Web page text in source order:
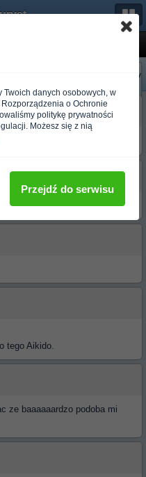
Forum-kulturystyka.pl
Następny
»
tego Aikido.
ze baaaaaardzo podoba mi
danych osobowych, w
o Ochronie
politykę prywatności
Możesz się z nią
Przejdź do serwisu